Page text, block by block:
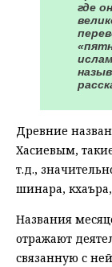
где
Древние
Хасиевым,
т.д.,
шинара,
Названия
отражают
связанную с